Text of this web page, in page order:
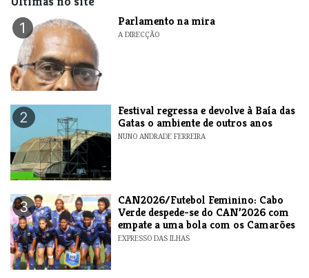
1 Parlamento na mira
A DIRECÇÃO
2
Festival regressa e devolve à Baía das
Gatas o ambiente de outros anos
NUNO ANDRADE FERREIRA
3
CAN2026/Futebol Feminino: Cabo
Verde despede-se do CAN’2026 com
empate a uma bola com os Camarões
EXPRESSO DAS ILHAS